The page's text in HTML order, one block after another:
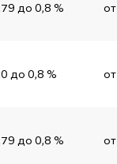
до 0,8 %
до 0,8 %
до 0,8 %